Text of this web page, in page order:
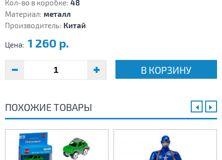
Кол-во в коробке: 48
Материал: металл
Производитель: Китай
Цена: 1 260 р.
В КОРЗИНУ
ПОХОЖИЕ ТОВАРЫ